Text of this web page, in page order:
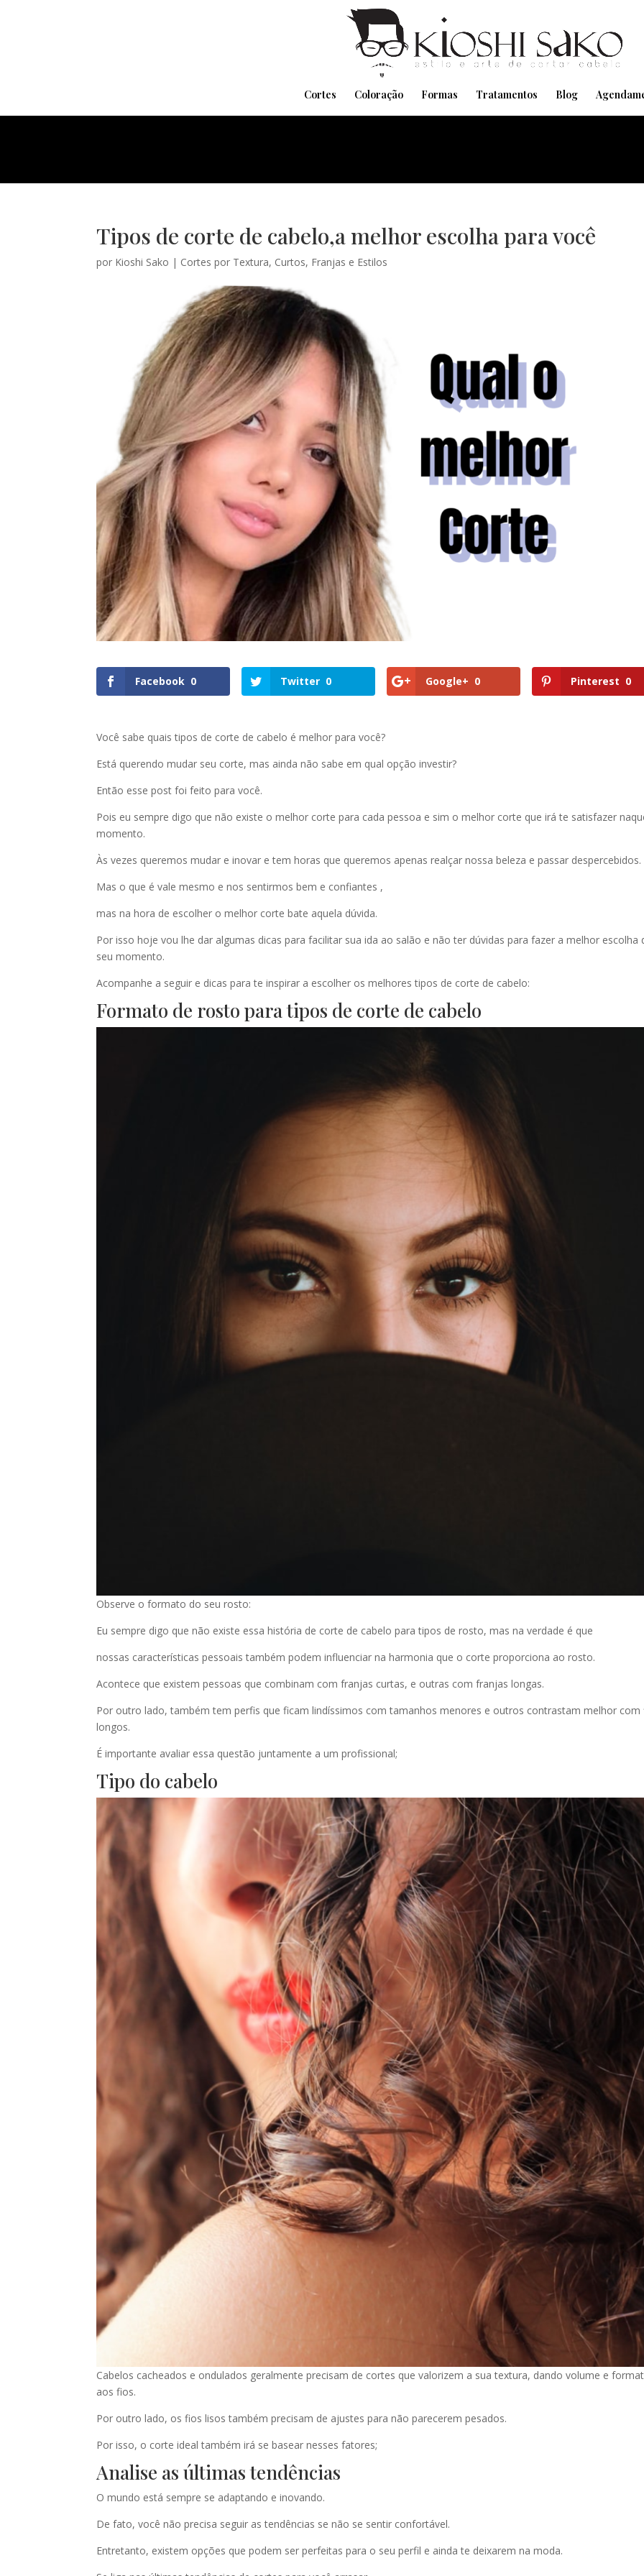
Cortes Coloração Formas Tratamentos Blog
Tipos de corte de cabelo,a melhor escolha para você
por Kioshi Sako | Cortes por Textura, Curtos, Franjas e Estilos
Facebook 0 Twitter 0 Google+ 0 Pinterest 0
Você sabe quais tipos de corte de cabelo é melhor para você?
Está querendo mudar seu corte, mas ainda não sabe em qual opção investir?
Então esse post foi feito para você.
Pois eu sempre digo que não existe o melhor corte para cada pessoa e sim o melhor corte que irá te satisfazer
momento.
Às vezes queremos mudar e inovar e tem horas que queremos apenas realçar nossa beleza e passar despercebidos.
Mas o que é vale mesmo e nos sentirmos bem e confiantes ,
mas na hora de escolher o melhor corte bate aquela dúvida.
Por isso hoje vou lhe dar algumas dicas para facilitar sua ida ao salão e não ter dúvidas para fazer a melhor escolha
seu momento.
Acompanhe a seguir e dicas para te inspirar a escolher os melhores tipos de corte de cabelo:
Formato de rosto para tipos de corte de cabelo
Observe o formato do seu rosto:
Eu sempre digo que não existe essa história de corte de cabelo para tipos de rosto, mas na verdade é que
nossas características pessoais também podem influenciar na harmonia que o corte proporciona ao rosto.
Acontece que existem pessoas que combinam com franjas curtas, e outras com franjas longas.
Por outro lado, também tem perfis que ficam lindíssimos com tamanhos menores e outros contrastam melhor com
longos.
É importante avaliar essa questão juntamente a um profissional;
Tipo do cabelo
Cabelos cacheados e ondulados geralmente precisam de cortes que valorizem a sua textura, dando volume e
aos fios.
Por outro lado, os fios lisos também precisam de ajustes para não parecerem pesados.
Por isso, o corte ideal também irá se basear nesses fatores;
Analise as últimas tendências
O mundo está sempre se adaptando e inovando.
De fato, você não precisa seguir as tendências se não se sentir confortável.
Entretanto, existem opções que podem ser perfeitas para o seu perfil e ainda te deixarem na moda.
Pensando em transformar seu Visual??
Agende pelo Whatsapp